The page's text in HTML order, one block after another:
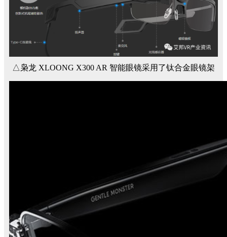
△枭龙 XLOONG X300 AR 智能眼镜采用了钛合金眼镜架